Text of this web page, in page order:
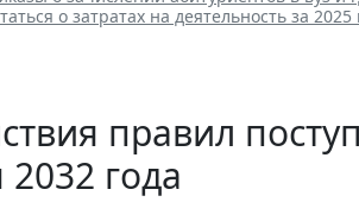
о затратах на деятельность за 2025
правил
2032 года